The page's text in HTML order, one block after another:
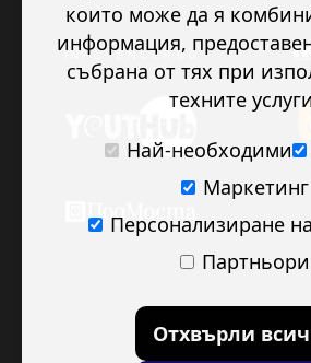
които може да я
информация,
събрана от тях при
техните
Най-необходими
Маркетинг
Персонализиране
Партньори
Отхвърли